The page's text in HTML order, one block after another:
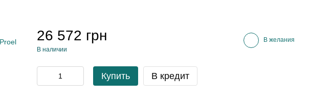
26 572 грн
В наличии
В желания
Купить В кредит